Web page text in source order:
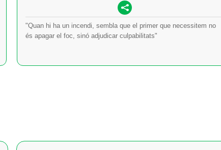
"Quan hi ha un incendi, sembla que el primer que necessitem no
és apagar el foc, sinó adjudicar culpabilitats"